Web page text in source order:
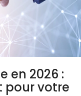
en 2026 :
pour votre